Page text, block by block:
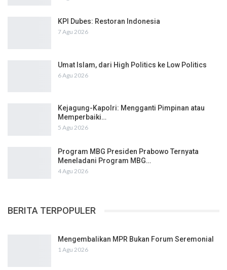
KPI Dubes: Restoran Indonesia
7 Agu 2026
Umat Islam, dari High Politics ke Low Politics
6 Agu 2026
Kejagung-Kapolri: Mengganti Pimpinan atau
Memperbaiki…
5 Agu 2026
Program MBG Presiden Prabowo Ternyata
Meneladani Program MBG…
4 Agu 2026
BERITA TERPOPULER
Mengembalikan MPR Bukan Forum Seremonial
1 Agu 2026